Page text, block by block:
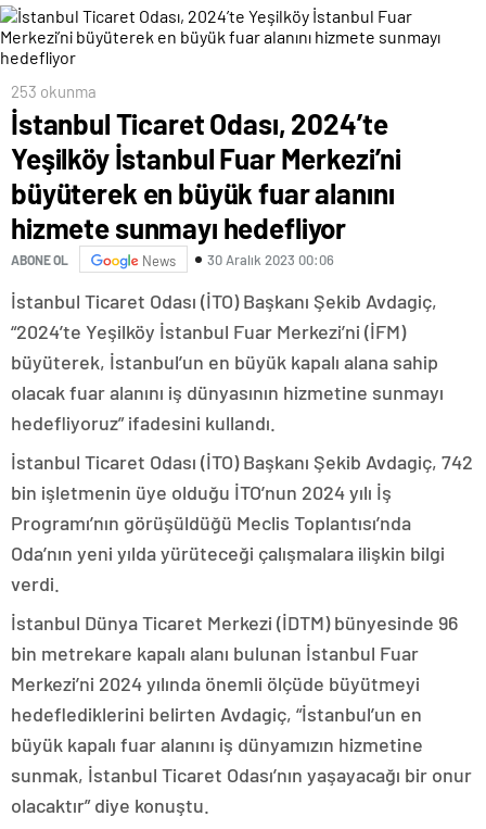
253 okunma
İstanbul Ticaret Odası, 2024’te
Yeşilköy İstanbul Fuar Merkezi’ni
büyüterek en büyük fuar alanını
hizmete sunmayı hedefliyor
ABONE OL News 30 Aralık 2023 00:06
İstanbul Ticaret Odası (İTO) Başkanı Şekib Avdagiç,
“2024’te Yeşilköy İstanbul Fuar Merkezi’ni (İFM)
büyüterek, İstanbul’un en büyük kapalı alana sahip
olacak fuar alanını iş dünyasının hizmetine sunmayı
hedefliyoruz” ifadesini kullandı.
İstanbul Ticaret Odası (İTO) Başkanı Şekib Avdagiç, 742
bin işletmenin üye olduğu İTO’nun 2024 yılı İş
Programı’nın görüşüldüğü Meclis Toplantısı’nda
Oda’nın yeni yılda yürüteceği çalışmalara ilişkin bilgi
verdi.
İstanbul Dünya Ticaret Merkezi (İDTM) bünyesinde 96
bin metrekare kapalı alanı bulunan İstanbul Fuar
Merkezi’ni 2024 yılında önemli ölçüde büyütmeyi
hedeflediklerini belirten Avdagiç, “İstanbul’un en
büyük kapalı fuar alanını iş dünyamızın hizmetine
sunmak, İstanbul Ticaret Odası’nın yaşayacağı bir onur
olacaktır” diye konuştu.